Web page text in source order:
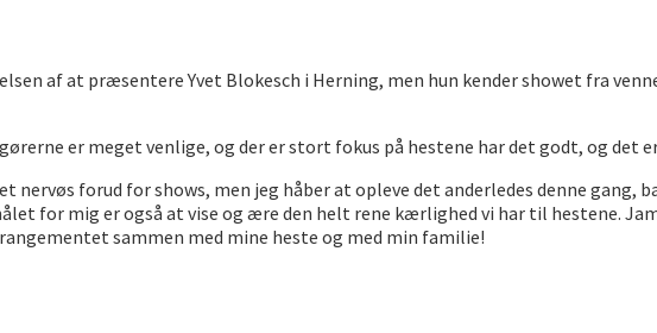
af at præsentere Yvet Blokesch i Herning, men hun kender showet fra
er meget venlige, og der er stort fokus på hestene har det godt, og det
forud for shows, men jeg håber at opleve det anderledes denne gang,
for mig er også at vise og ære den helt rene kærlighed vi har til hestene.
sammen med mine heste og med min familie!